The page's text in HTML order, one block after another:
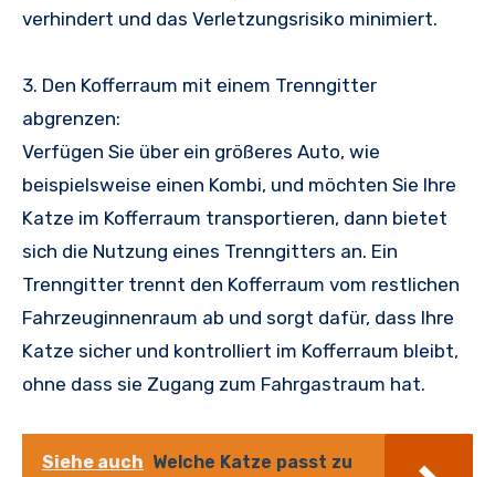
verhindert und das Verletzungsrisiko minimiert.
3. Den Kofferraum mit einem Trenngitter
abgrenzen:
Verfügen Sie über ein größeres Auto, wie
beispielsweise einen Kombi, und möchten Sie Ihre
Katze im Kofferraum transportieren, dann bietet
sich die Nutzung eines Trenngitters an. Ein
Trenngitter trennt den Kofferraum vom restlichen
Fahrzeuginnenraum ab und sorgt dafür, dass Ihre
Katze sicher und kontrolliert im Kofferraum bleibt,
ohne dass sie Zugang zum Fahrgastraum hat.
Siehe auch Welche Katze passt zu